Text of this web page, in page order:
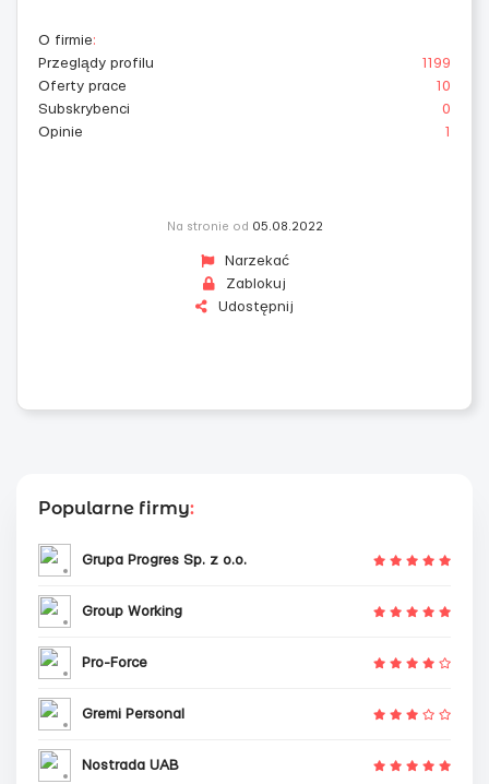
O firmie:
Przeglądy profilu
1199
Oferty prace
10
Subskrybenci
0
Opinie
1
Na stronie od 05.08.2022
Narzekać
Zablokuj
Udostępnij
Popularne firmy:
Grupa Progres Sp. z o.o.
Group Working
Pro-Force
Gremi Personal
Nostrada UAB